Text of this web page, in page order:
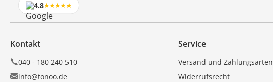
4.8★★★★★
Kontakt
040 - 180 240 510
info@tonoo.de
Service
Versand und Zahlungsarten
Widerrufsrecht